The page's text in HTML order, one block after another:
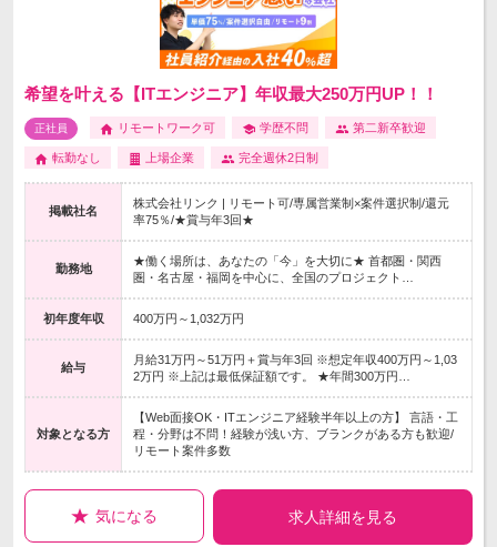
希望を叶える【ITエンジニア】年収最大250万円UP！！
正社員 リモートワーク可 学歴不問 第二新卒歓迎
転勤なし 上場企業 完全週休2日制
掲載社名
株式会社リンク | リモート可/専属営業制×案件選択制/還元
率75％/★賞与年3回★
勤務地
★働く場所は、あなたの「今」を大切に★ 首都圏・関西
圏・名古屋・福岡を中心に、全国のプロジェクト…
初年度年収 400万円～1,032万円
給与
月給31万円～51万円＋賞与年3回 ※想定年収400万円～1,03
2万円 ※上記は最低保証額です。 ★年間300万円…
対象となる方
【Web面接OK・ITエンジニア経験半年以上の方】 言語・工
程・分野は不問！経験が浅い方、ブランクがある方も歓迎/
リモート案件多数
気になる 求人詳細を見る